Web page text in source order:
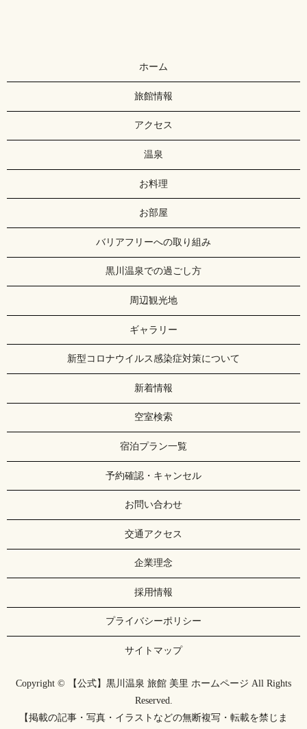
ホーム
旅館情報
アクセス
温泉
お料理
お部屋
バリアフリーへの取り組み
黒川温泉での過ごし方
周辺観光地
ギャラリー
新型コロナウイルス感染症対策について
新着情報
空室検索
宿泊プラン一覧
予約確認・キャンセル
お問い合わせ
交通アクセス
企業理念
採用情報
プライバシーポリシー
サイトマップ
Copyright © 【公式】黒川温泉 旅館 美里 ホームページ All Rights
Reserved.
【掲載の記事・写真・イラストなどの無断複写・転載を禁じま